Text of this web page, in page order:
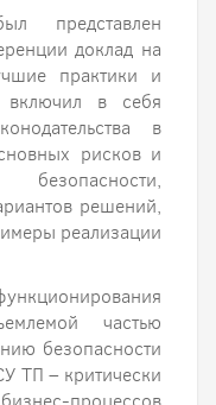
представлен
доклад на
практики и
включил в себя
в
рисков и
решений,
реализации
частью
безопасности
ТП – критически